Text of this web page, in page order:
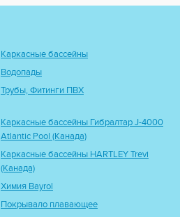
Каркасные бассейны
Водопады
Трубы, Фитинги ПВХ
Каркасные бассейны Гибралтар J-4000
Atlantic Pool (Канада)
Каркасные бассейны HARTLEY Trevi
(Канада)
Химия Bayrol
Покрывало плавающее